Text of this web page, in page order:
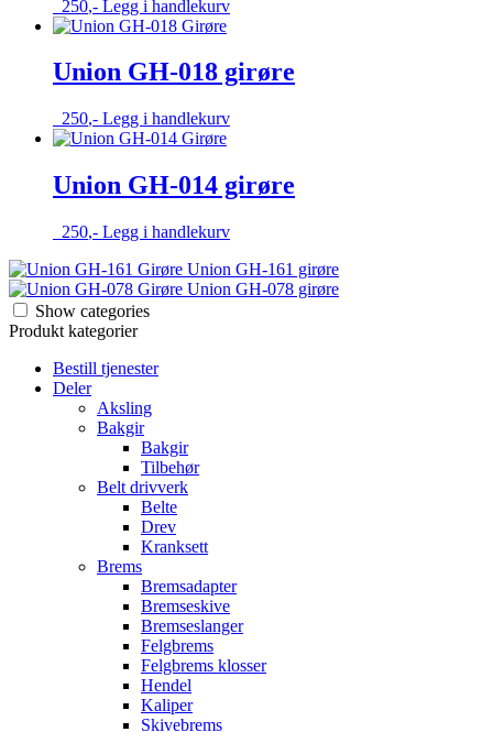
250,- Legg i handlekurv
Union GH-018 girøre
250,- Legg i handlekurv
Union GH-014 girøre
250,- Legg i handlekurv
Union GH-161 girøre
Union GH-078 girøre
Show categories
Produkt kategorier
Bestill tjenester
Deler
Aksling
Bakgir
Bakgir
Tilbehør
Belt drivverk
Belte
Drev
Kranksett
Brems
Bremsadapter
Bremseskive
Bremseslanger
Felgbrems
Felgbrems klosser
Hendel
Kaliper
Skivebrems